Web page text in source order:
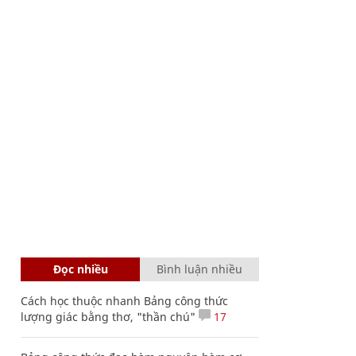
Đọc nhiều Bình luận nhiều
Cách học thuộc nhanh Bảng công thức
lượng giác bằng thơ, "thần chú"
17